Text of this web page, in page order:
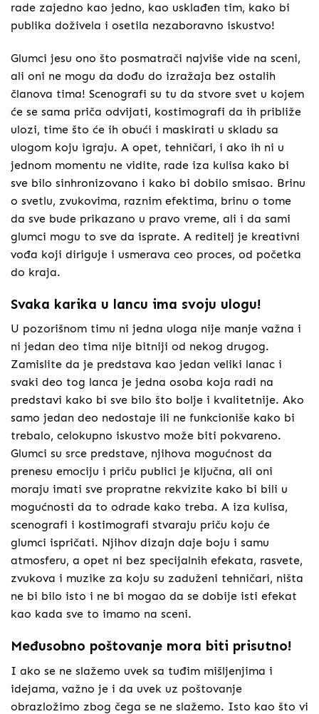
rade zajedno kao jedno, kao usklađen tim, kako bi
publika doživela i osetila nezaboravno iskustvo!
Glumci jesu ono što posmatrači najviše vide na sceni,
ali oni ne mogu da dođu do izražaja bez ostalih
članova tima! Scenografi su tu da stvore svet u kojem
će se sama priča odvijati, kostimografi da ih približe
ulozi, time što će ih obući i maskirati u skladu sa
ulogom koju igraju. A opet, tehničari, i ako ih ni u
jednom momentu ne vidite, rade iza kulisa kako bi
sve bilo sinhronizovano i kako bi dobilo smisao. Brinu
o svetlu, zvukovima, raznim efektima, brinu o tome
da sve bude prikazano u pravo vreme, ali i da sami
glumci mogu to sve da isprate. A reditelj je kreativni
vođa koji diriguje i usmerava ceo proces, od početka
do kraja.
Svaka karika u lancu ima svoju ulogu!
U pozorišnom timu ni jedna uloga nije manje važna i
ni jedan deo tima nije bitniji od nekog drugog.
Zamislite da je predstava kao jedan veliki lanac i
svaki deo tog lanca je jedna osoba koja radi na
predstavi kako bi sve bilo što bolje i kvalitetnije. Ako
samo jedan deo nedostaje ili ne funkcioniše kako bi
trebalo, celokupno iskustvo može biti pokvareno.
Glumci su srce predstave, njihova mogućnost da
prenesu emociju i priču publici je ključna, ali oni
moraju imati sve propratne rekvizite kako bi bili u
mogućnosti da to odrade kako treba. A iza kulisa,
scenografi i kostimografi stvaraju priču koju će
glumci ispričati. Njihov dizajn daje boju i samu
atmosferu, a opet ni bez specijalnih efekata, rasvete,
zvukova i muzike za koju su zaduženi tehničari, ništa
ne bi bilo isto i ne bi mogao da se dobije isti efekat
kao kada sve to imamo na sceni.
Međusobno poštovanje mora biti prisutno!
I ako se ne slažemo uvek sa tuđim mišljenjima i
idejama, važno je i da uvek uz poštovanje
obrazložimo zbog čega se ne slažemo. Isto kao što vi